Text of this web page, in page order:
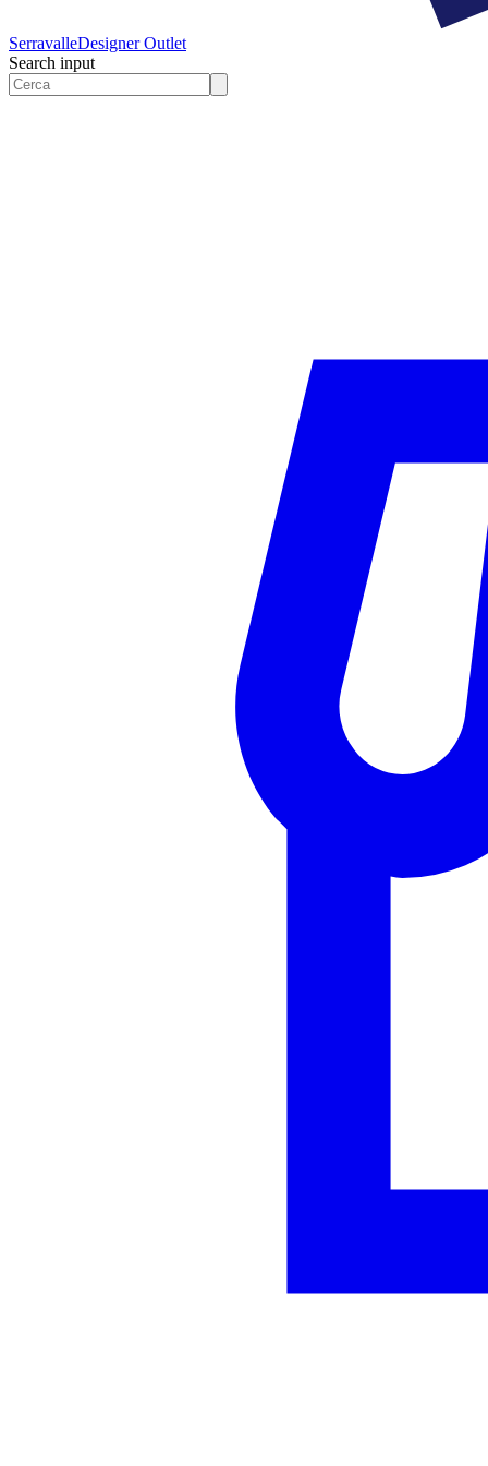
SerravalleDesigner Outlet
Search input